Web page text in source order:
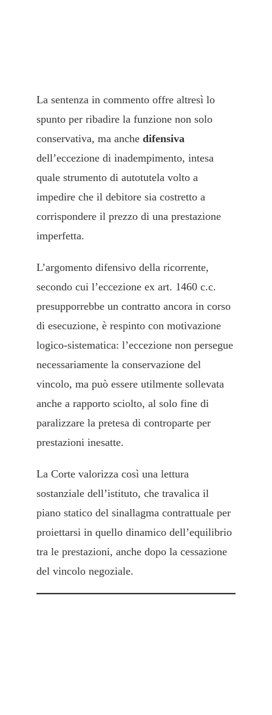
La sentenza in commento offre altresì lo
spunto per ribadire la funzione non solo
conservativa, ma anche difensiva
dell’eccezione di inadempimento, intesa
quale strumento di autotutela volto a
impedire che il debitore sia costretto a
corrispondere il prezzo di una prestazione
imperfetta.
L’argomento difensivo della ricorrente,
secondo cui l’eccezione ex art. 1460 c.c.
presupporrebbe un contratto ancora in corso
di esecuzione, è respinto con motivazione
logico-sistematica: l’eccezione non persegue
necessariamente la conservazione del
vincolo, ma può essere utilmente sollevata
anche a rapporto sciolto, al solo fine di
paralizzare la pretesa di controparte per
prestazioni inesatte.
La Corte valorizza così una lettura
sostanziale dell’istituto, che travalica il
piano statico del sinallagma contrattuale per
proiettarsi in quello dinamico dell’equilibrio
tra le prestazioni, anche dopo la cessazione
del vincolo negoziale.